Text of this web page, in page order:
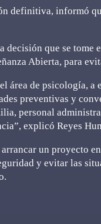
definitiva, informó
decisión que se tome
Abierta, para
área de psicología,
preventivas y
personal
explicó Reyes
un proyecto
y evitar las